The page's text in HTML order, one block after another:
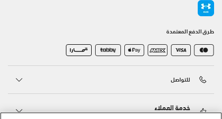
طرق الدفع المعتمدة
للتواصل
خدمة العملاء